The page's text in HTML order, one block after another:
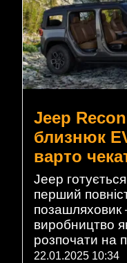
Jeep
близнюк
варто
Jeep
перший
виробництво
розпочати на
22.01.2025 10:34